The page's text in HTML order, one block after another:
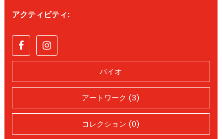
アクティビティ:
バイオ
アートワーク (3)
コレクション (0)